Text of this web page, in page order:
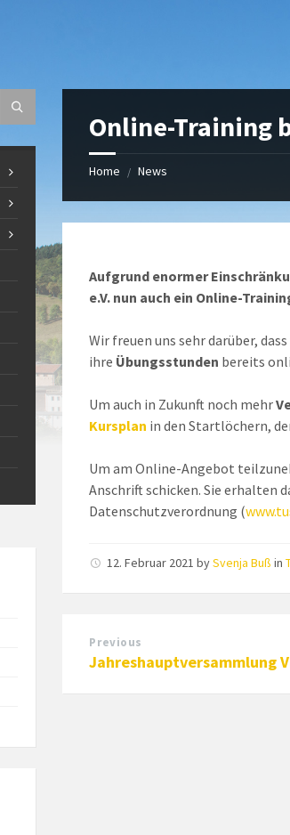
Online-Training
Home / News
Aufgrund enormer
e.V. nun auch ein Online-
Wir freuen uns sehr darüber,
ihre Übungsstunden bereits
Um auch in Zukunft noch mehr
Kursplan in den Startlöchern,
Um am Online-Angebot
Anschrift schicken. Sie erhalten
Datenschutzverordnung (
12. Februar 2021bySvenja Buß in
Previous
Jahreshauptversammlung